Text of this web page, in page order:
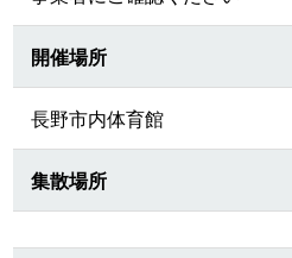
開催場所
長野市内体育館
集散場所